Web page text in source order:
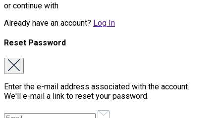
or continue with
Already have an account? Log In
Reset Password
Enter the e-mail address associated with the account.
We'll e-mail a link to reset your password.